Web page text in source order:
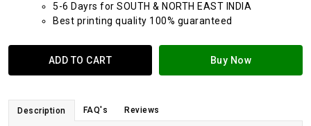
5-6 Dayrs for SOUTH & NORTH EAST INDIA
Best printing quality 100% guaranteed
ADD TO CART Buy Now
Description FAQ's Reviews